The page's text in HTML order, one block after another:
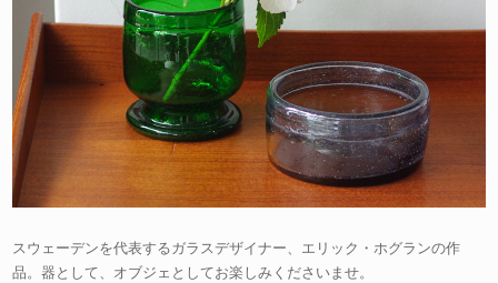
スウェーデンを代表するガラスデザイナー、エリック・ホグランの作
品。器として、オブジェとしてお楽しみくださいませ。